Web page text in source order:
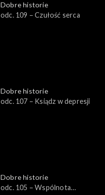
Dobre historie
odc. 109 – Czułość serca
Dobre historie
odc. 107 – Ksiądz w depresji
Dobre historie
odc. 105 – Wspólnota